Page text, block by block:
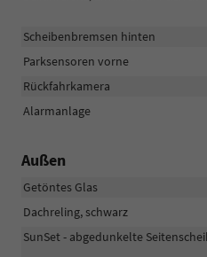
Scheibenbremsen hinten
Parksensoren vorne
Rückfahrkamera
Alarmanlage
Außen
Getöntes Glas
Dachreling, schwarz
SunSet - abgedunkelte